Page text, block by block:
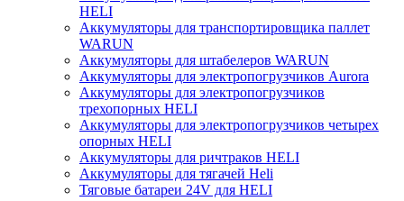
HELI
Аккумуляторы для транспортировщика паллет
WARUN
Аккумуляторы для штабелеров WARUN
Аккумуляторы для электропогрузчиков Aurora
Аккумуляторы для электропогрузчиков
трехопорных HELI
Аккумуляторы для электропогрузчиков четырех
опорных HELI
Аккумуляторы для ричтраков HELI
Аккумуляторы для тягачей Heli
Тяговые батареи 24V для HELI